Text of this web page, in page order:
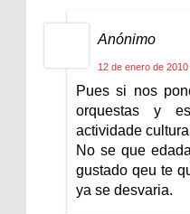
Anónimo
12 de enero de 2010
Pues si nos
orquestas y
actividade
No se que
gustado qeu te
ya se desvaria.